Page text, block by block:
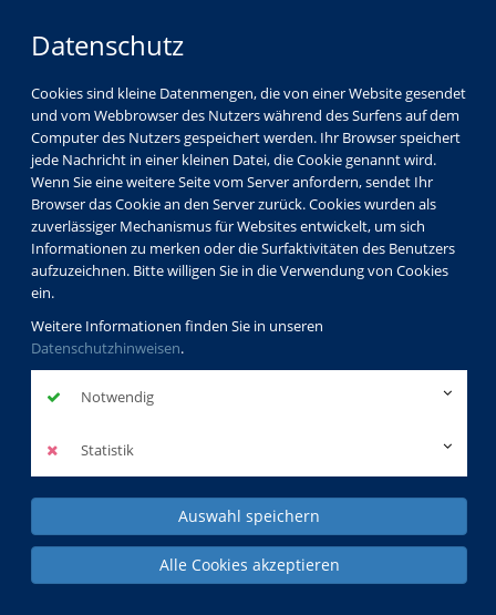
Datenschutz
Cookies sind kleine Datenmengen, die von einer Website gesendet
und vom Webbrowser des Nutzers während des Surfens auf dem
Computer des Nutzers gespeichert werden. Ihr Browser speichert
jede Nachricht in einer kleinen Datei, die Cookie genannt wird.
Wenn Sie eine weitere Seite vom Server anfordern, sendet Ihr
Browser das Cookie an den Server zurück. Cookies wurden als
zuverlässiger Mechanismus für Websites entwickelt, um sich
Informationen zu merken oder die Surfaktivitäten des Benutzers
aufzuzeichnen. Bitte willigen Sie in die Verwendung von Cookies
ein.
Weitere Informationen finden Sie in unseren
Datenschutzhinweisen.
Notwendig
Statistik
Auswahl speichern
Alle Cookies akzeptieren
Ferienangebote
besuchte Kurse